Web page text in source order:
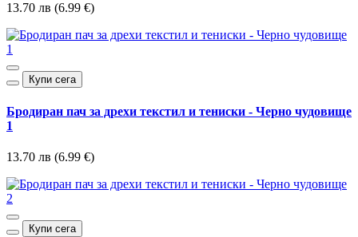
13.70 лв (6.99 €)
Купи сега
Бродиран пач за дрехи текстил и тениски - Черно чудовище
1
13.70 лв (6.99 €)
Купи сега